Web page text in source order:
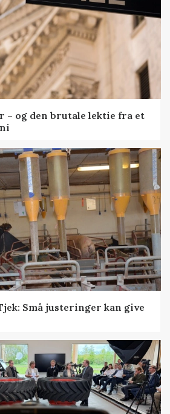
– og den brutale lektie fra et
Små justeringer kan give